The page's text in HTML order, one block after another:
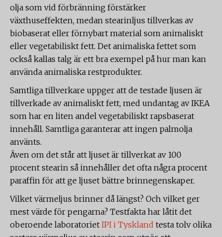
olja som vid förbränning förstärker
växthuseffekten, medan stearinljus tillverkas av
biobaserat eller förnybart material som animaliskt
eller vegetabiliskt fett. Det animaliska fettet som
också kallas talg är ett bra exempel på hur man kan
använda animaliska restprodukter.
Samtliga tillverkare uppger att de testade ljusen är
tillverkade av animaliskt fett, med undantag av IKEA
som har en liten andel vegetabiliskt rapsbaserat
innehåll. Samtliga garanterar att ingen palmolja
använts.
Även om det står att ljuset är tillverkat av 100
procent stearin så innehåller det ofta några procent
paraffin för att ge ljuset bättre brinnegenskaper.
Vilket värmeljus brinner då längst? Och vilket ger
mest värde för pengarna? Testfakta har låtit det
oberoende laboratoriet IPI i Tyskland testa tolv olika